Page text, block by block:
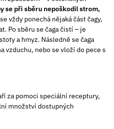
se při sběru nepoškodil strom,
vždy ponechá nějaká část čagy,
Po sběru se čaga čistí – je
a hmyz. Následně se čaga
vzduchu, nebo se vloží do pece s
za pomoci speciální receptury,
množství dostupných